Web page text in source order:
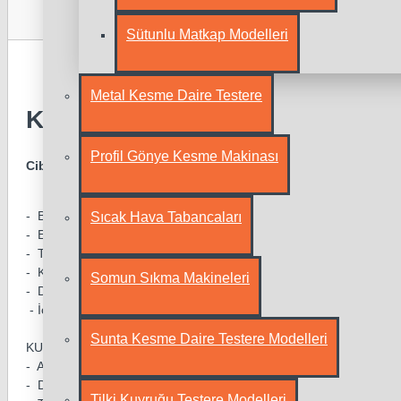
Sütunlu Matkap Modelleri
Metal Kesme Daire Testere
Profil Gönye Kesme Makinası
Sıcak Hava Tabancaları
Somun Sıkma Makineleri
Sunta Kesme Daire Testere Modelleri
Kamp Hamak Cibinlikli Model
Cibinlikli Kamp Hamak
- Boy : 275cm
- En: 150cm
- Taşıma Kapasitesi : 175kg
- Kolay Kurulup Çabuk Toplanabilir.
- Doğadaki Sinek ve Böcekleri Çekmez.
- İç Tarafta Telefon Cebi Vardır.
KUMAŞ ÖZELLİKLERİ
- AZ ESNEYEN DİRENÇLİ KUMAŞ
- DAR DOKUMA POLYESTER